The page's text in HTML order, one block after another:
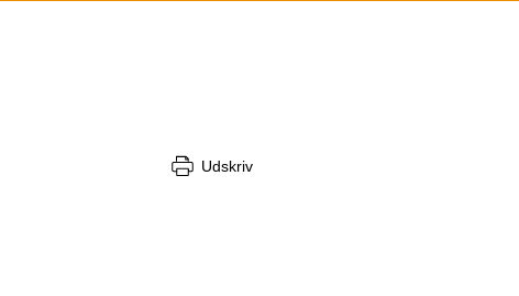
Udskriv